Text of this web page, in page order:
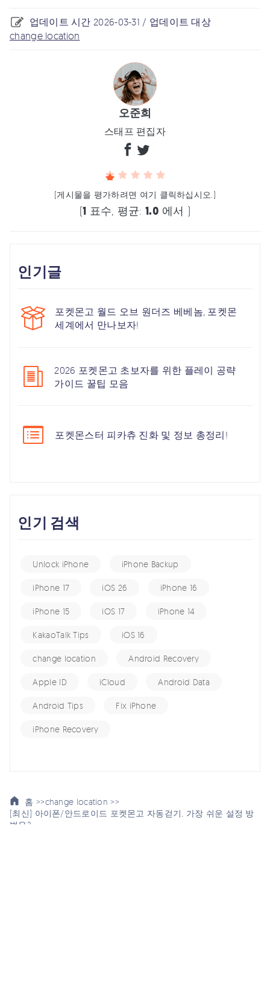
업데이트 시간 2026-03-31 / 업데이트 대상
change location
오준희
스태프 편집자
(게시물을 평가하려면 여기 클릭하십시오.)
(1 표수, 평균: 1.0 에서 )
인기글
포켓몬고 월드 오브 원더즈 베베놈, 포켓몬
세계에서 만나보자!
2026 포켓몬고 초보자를 위한 플레이 공략
가이드 꿀팁 모음
포켓몬스터 피카츄 진화 및 정보 총정리!
인기 검색
Unlock iPhone iPhone Backup
iPhone 17 iOS 26 iPhone 16
iPhone 15 iOS 17 iPhone 14
KakaoTalk Tips iOS 16
change location Android Recovery
Apple ID iCloud Android Data
Android Tips Fix iPhone
iPhone Recovery
홈 >>change location >>
[최신] 아이폰/안드로이드 포켓몬고 자동걷기, 가장 쉬운 설정 방
법은?